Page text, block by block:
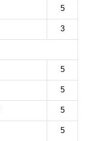
5
3
5
5
5
5